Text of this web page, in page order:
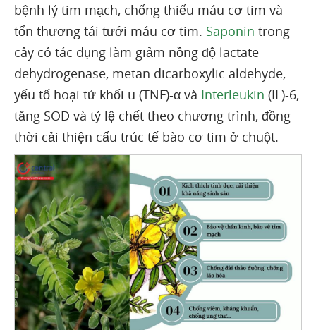
bệnh lý tim mạch, chống thiếu máu cơ tim và
tổn thương tái tưới máu cơ tim. Saponin trong
cây có tác dụng làm giảm nồng độ lactate
dehydrogenase, metan dicarboxylic aldehyde,
yếu tố hoại tử khối u (TNF)-α và Interleukin (IL)-6,
tăng SOD và tỷ lệ chết theo chương trình, đồng
thời cải thiện cấu trúc tế bào cơ tim ở chuột.